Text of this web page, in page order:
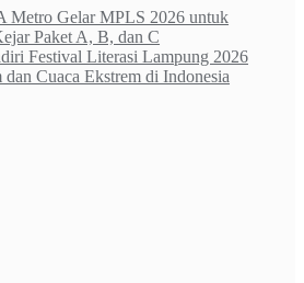
Gelar MPLS 2026 untuk
Paket A, B, dan C
Festival Literasi Lampung 2026
Cuaca Ekstrem di Indonesia